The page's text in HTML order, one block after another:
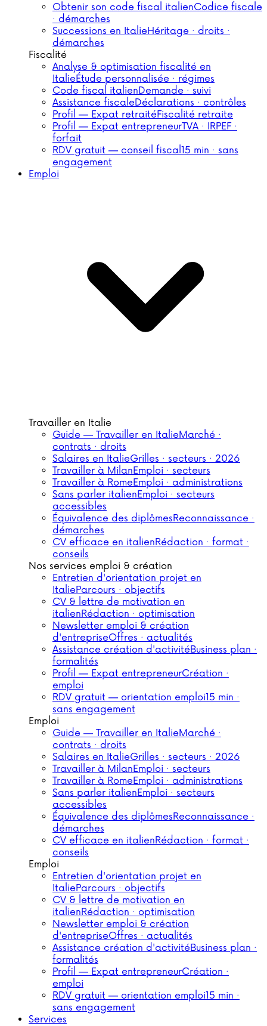
Obtenir son code fiscal italienCodice fiscale
· démarches
Successions en ItalieHéritage · droits ·
démarches
Fiscalité
Analyse & optimisation fiscalité en
ItalieÉtude personnalisée · régimes
Code fiscal italienDemande · suivi
Assistance fiscaleDéclarations · contrôles
Profil — Expat retraitéFiscalité retraite
Profil — Expat entrepreneurTVA · IRPEF ·
forfait
RDV gratuit — conseil fiscal15 min · sans
engagement
Emploi
Travailler en Italie
Guide — Travailler en ItalieMarché ·
contrats · droits
Salaires en ItalieGrilles · secteurs · 2026
Travailler à MilanEmploi · secteurs
Travailler à RomeEmploi · administrations
Sans parler italienEmploi · secteurs
accessibles
Équivalence des diplômesReconnaissance ·
démarches
CV efficace en italienRédaction · format ·
conseils
Nos services emploi & création
Entretien d'orientation projet en
ItalieParcours · objectifs
CV & lettre de motivation en
italienRédaction · optimisation
Newsletter emploi & création
d'entrepriseOffres · actualités
Assistance création d'activitéBusiness plan ·
formalités
Profil — Expat entrepreneurCréation ·
emploi
RDV gratuit — orientation emploi15 min ·
sans engagement
Emploi
Guide — Travailler en ItalieMarché ·
contrats · droits
Salaires en ItalieGrilles · secteurs · 2026
Travailler à MilanEmploi · secteurs
Travailler à RomeEmploi · administrations
Sans parler italienEmploi · secteurs
accessibles
Équivalence des diplômesReconnaissance ·
démarches
CV efficace en italienRédaction · format ·
conseils
Emploi
Entretien d'orientation projet en
ItalieParcours · objectifs
CV & lettre de motivation en
italienRédaction · optimisation
Newsletter emploi & création
d'entrepriseOffres · actualités
Assistance création d'activitéBusiness plan ·
formalités
Profil — Expat entrepreneurCréation ·
emploi
RDV gratuit — orientation emploi15 min ·
sans engagement
Services